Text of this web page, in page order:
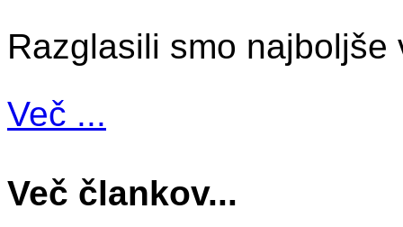
Razglasili smo najboljše
Več ...
Več člankov...